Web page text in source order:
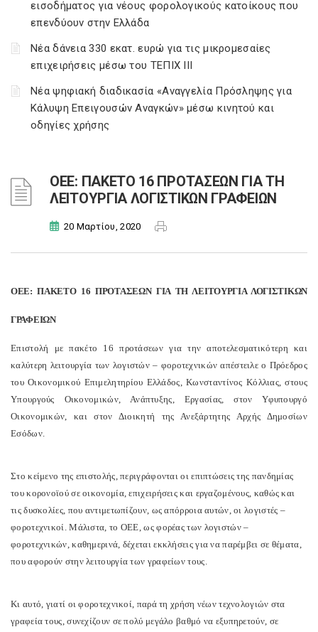
εισοδήματος για νέους φορολογικούς κατοίκους που
επενδύουν στην Ελλάδα
Νέα δάνεια 330 εκατ. ευρώ για τις μικρομεσαίες
επιχειρήσεις μέσω του ΤΕΠΙΧ ΙΙΙ
Νέα ψηφιακή διαδικασία «Αναγγελία Πρόσληψης για
Κάλυψη Επειγουσών Αναγκών» μέσω κινητού και
οδηγίες χρήσης
ΟΕΕ: ΠΑΚΕΤΟ 16 ΠΡΟΤΑΣΕΩΝ ΓΙΑ ΤΗ
ΛΕΙΤΟΥΡΓΙΑ ΛΟΓΙΣΤΙΚΩΝ ΓΡΑΦΕΙΩΝ
20 Μαρτίου, 2020
ΟΕΕ: ΠΑΚΕΤΟ 16 ΠΡΟΤΑΣΕΩΝ ΓΙΑ ΤΗ ΛΕΙΤΟΥΡΓΙΑ ΛΟΓΙΣΤΙΚΩΝ
ΓΡΑΦΕΙΩΝ
Επιστολή με πακέτο 16 προτάσεων για την αποτελεσματικότερη και
καλύτερη λειτουργία των λογιστών – φοροτεχνικών απέστειλε ο Πρόεδρος
του Οικονομικού Επιμελητηρίου Ελλάδος, Κωνσταντίνος Κόλλιας, στους
Υπουργούς Οικονομικών, Ανάπτυξης, Εργασίας, στον Υφυπουργό
Οικονομικών, και στον Διοικητή της Ανεξάρτητης Αρχής Δημοσίων
Εσόδων.
Στο κείμενο της επιστολής, περιγράφονται οι επιπτώσεις της πανδημίας
του κορονοϊού σε οικονομία, επιχειρήσεις και εργαζομένους, καθώς και
τις δυσκολίες, που αντιμετωπίζουν, ως απόρροια αυτών, οι λογιστές –
φοροτεχνικοί. Μάλιστα, το ΟΕΕ, ως φορέας των λογιστών –
φοροτεχνικών, καθημερινά, δέχεται εκκλήσεις για να παρέμβει σε θέματα,
που αφορούν στην λειτουργία των γραφείων τους.
Κι αυτό, γιατί οι φοροτεχνικοί, παρά τη χρήση νέων τεχνολογιών στα
γραφεία τους, συνεχίζουν σε πολύ μεγάλο βαθμό να εξυπηρετούν, σε